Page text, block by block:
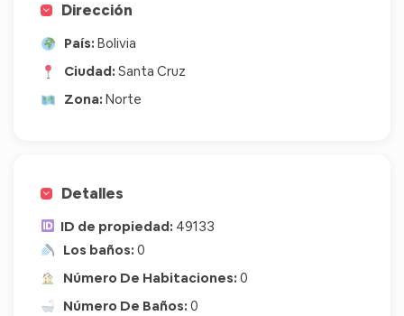
Dirección
País:Bolivia
Ciudad:Santa Cruz
Zona:Norte
Detalles
ID de propiedad: 49133
Los baños: 0
Número De Habitaciones: 0
Número De Baños: 0